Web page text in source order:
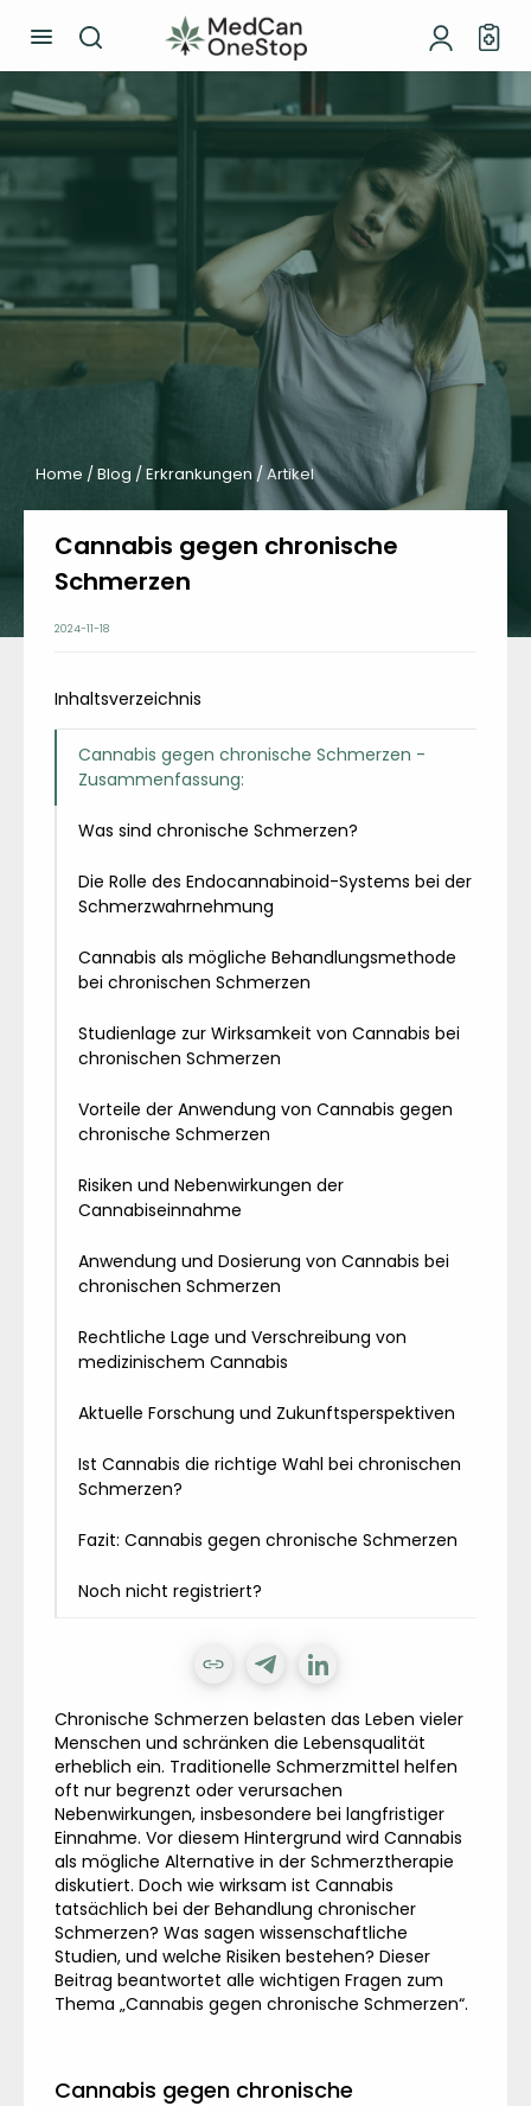
Home /Blog /Erkrankungen /Artikel
Cannabis gegen chronische
Schmerzen
2024-11-18
Inhaltsverzeichnis
Cannabis gegen chronische Schmerzen -
Zusammenfassung:
Was sind chronische Schmerzen?
Die Rolle des Endocannabinoid-Systems bei der
Schmerzwahrnehmung
Cannabis als mögliche Behandlungsmethode
bei chronischen Schmerzen
Studienlage zur Wirksamkeit von Cannabis bei
chronischen Schmerzen
Vorteile der Anwendung von Cannabis gegen
chronische Schmerzen
Risiken und Nebenwirkungen der
Cannabiseinnahme
Anwendung und Dosierung von Cannabis bei
chronischen Schmerzen
Rechtliche Lage und Verschreibung von
medizinischem Cannabis
Aktuelle Forschung und Zukunftsperspektiven
Ist Cannabis die richtige Wahl bei chronischen
Schmerzen?
Fazit: Cannabis gegen chronische Schmerzen
Noch nicht registriert?
Chronische Schmerzen belasten das Leben vieler
Menschen und schränken die Lebensqualität
erheblich ein. Traditionelle Schmerzmittel helfen
oft nur begrenzt oder verursachen
Nebenwirkungen, insbesondere bei langfristiger
Einnahme. Vor diesem Hintergrund wird Cannabis
als mögliche Alternative in der Schmerztherapie
diskutiert. Doch wie wirksam ist Cannabis
tatsächlich bei der Behandlung chronischer
Schmerzen? Was sagen wissenschaftliche
Studien, und welche Risiken bestehen? Dieser
Beitrag beantwortet alle wichtigen Fragen zum
Thema „Cannabis gegen chronische Schmerzen“.
Cannabis gegen chronische